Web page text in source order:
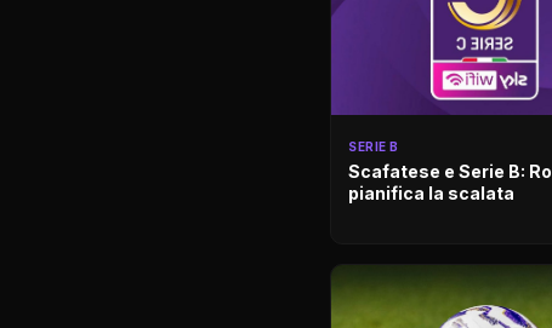
SERIE B
Scafatese e Serie B:
pianifica la scalata